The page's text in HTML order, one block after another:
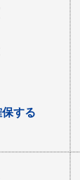
する